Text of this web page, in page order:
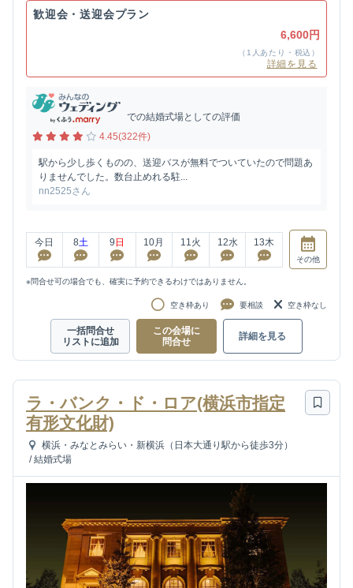
歓迎会・送迎会プラン
6,600円
（1人あたり・税込）
詳細を見る
での結婚式場としての評価
4.45(322件)
駅から少し歩くものの、送迎バスが無料でついていたので問題あ
りませんでした。数台止めれる駐...
nn2525さん
今日 8土 9 日 10月 11火 12水 13木
その他
※問合せ可の場合でも、確実に予約できるわけではありません。
空き枠あり 要相談 空き枠なし
一括問合せ
リストに追加
この会場に
問合せ
詳細を見る
ラ・バンク・ド・ロア(横浜市指定
有形文化財)
横浜・みなとみらい・新横浜（日本大通り駅から徒歩3分）
/ 結婚式場